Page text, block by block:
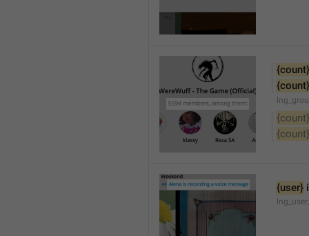
{count}
{count}
{count}
{count}
{user}